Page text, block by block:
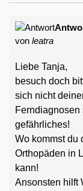
von leatra
Liebe Tanja,
besuch doch
sich nicht
gefährliches!
Wo kommst du
Orthopäden in
kann!
Ansonsten hilft